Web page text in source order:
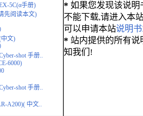
5C(α手册)
先阅读本文)
中文)
shot 手册..
6000)
shot 手册..
A200)( 中文..
* 如果您发现该说明
不能下载,请进入本
可以申请本站说明
* 站内提供的所有
知我们!